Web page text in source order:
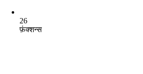
26
फ़ंक्शन्स